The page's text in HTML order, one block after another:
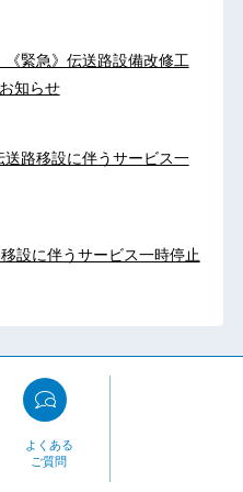
緊急》伝送路設備改修工
知らせ
路移設に伴うサービス一
設に伴うサービス一時停止
よくある
ご質問